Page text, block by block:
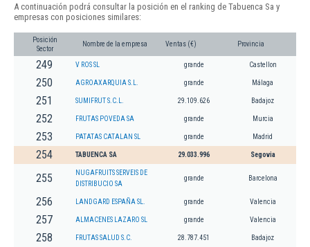
A continuación podrá consultar la posición en el ranking de Tabuenca Sa y
empresas con posiciones similares:
Posición
Sector
Nombre de la empresa Ventas (€) Provincia
249 V ROS SL grande Castellon
250 AGROAXARQUIA S.L. grande Málaga
251 SUMIFRUT S.C.L. 29.109.626 Badajoz
252 FRUTAS POVEDA SA grande Murcia
253 PATATAS CATALAN SL grande Madrid
254 TABUENCA SA 29.033.996 Segovia
255
NUGAFRUITS SERVEIS DE
DISTRIBUCIO SA
grande Barcelona
256 LANDGARD ESPAÑA SL. grande Valencia
257 ALMACENES LAZARO SL grande Valencia
258 FRUTAS SALUD S.C. 28.787.451 Badajoz